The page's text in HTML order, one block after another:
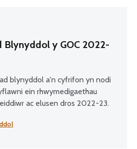
Blynyddol y GOC 2022-
blynyddol a'n cyfrifon yn nodi
ein rhwymedigaethau
ac elusen dros 2022-23.